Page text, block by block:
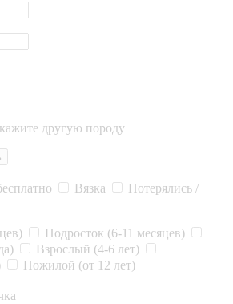
другую породу
Вязка
Потерялись /
Подросток (6-11 месяцев)
Взрослый (4-6 лет)
Пожилой (от 12 лет)